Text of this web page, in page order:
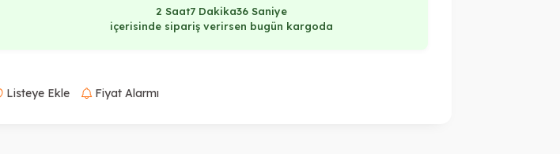
2 Saat7 Dakika35 Saniye
içerisinde sipariş verirsen bugün kargoda
Listeye Ekle Fiyat Alarmı